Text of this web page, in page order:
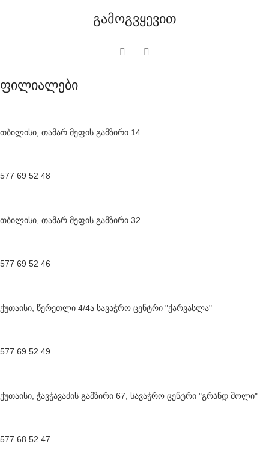
გამოგვყევით
ფილიალები
თბილისი, თამარ მეფის გამზირი 14
577 69 52 48
თბილისი, თამარ მეფის გამზირი 32
577 69 52 46
ქუთაისი, წერეთლი 4/4ა სავაჭრო ცენტრი "ქარვასლა"
577 69 52 49
ქუთაისი, ჭავჭავაძის გამზირი 67, სავაჭრო ცენტრი "გრანდ მოლი"
577 68 52 47